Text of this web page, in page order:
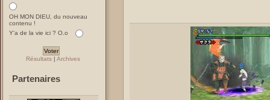
OH MON DIEU, du nouveau
contenu !
Y'a de la vie ici ? O.o
Résultats| Archives
Partenaires